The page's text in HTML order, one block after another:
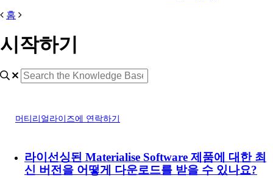
홈
시작하기
머티리얼라이즈에 연락하기
라이선싱된 Materialise Software 제품에 대한 최
신 버전을 어떻게 다운로드를 받을 수 있나요?